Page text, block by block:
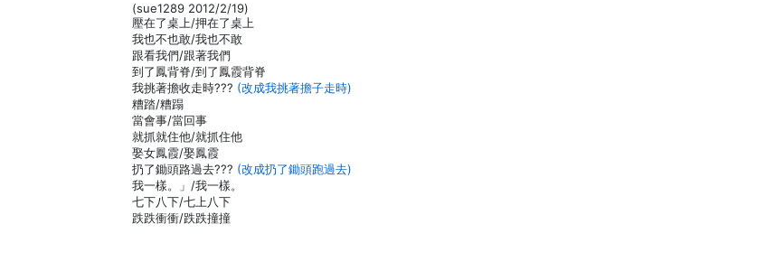
(sue1289 2012/2/19)
壓在了桌上/押在了桌上
我也不也敢/我也不敢
跟看我們/跟著我們
到了鳳背脊/到了鳳霞背脊
我挑著擔收走時??? (改成我挑著擔子走時)
糟踏/糟蹋
當會事/當回事
就抓就住他/就抓住他
娶女鳳霞/娶鳳霞
扔了鋤頭路過去??? (改成扔了鋤頭跑過去)
我一樣。」/我一樣。
七下八下/七上八下
跌跌衝衝/跌跌撞撞